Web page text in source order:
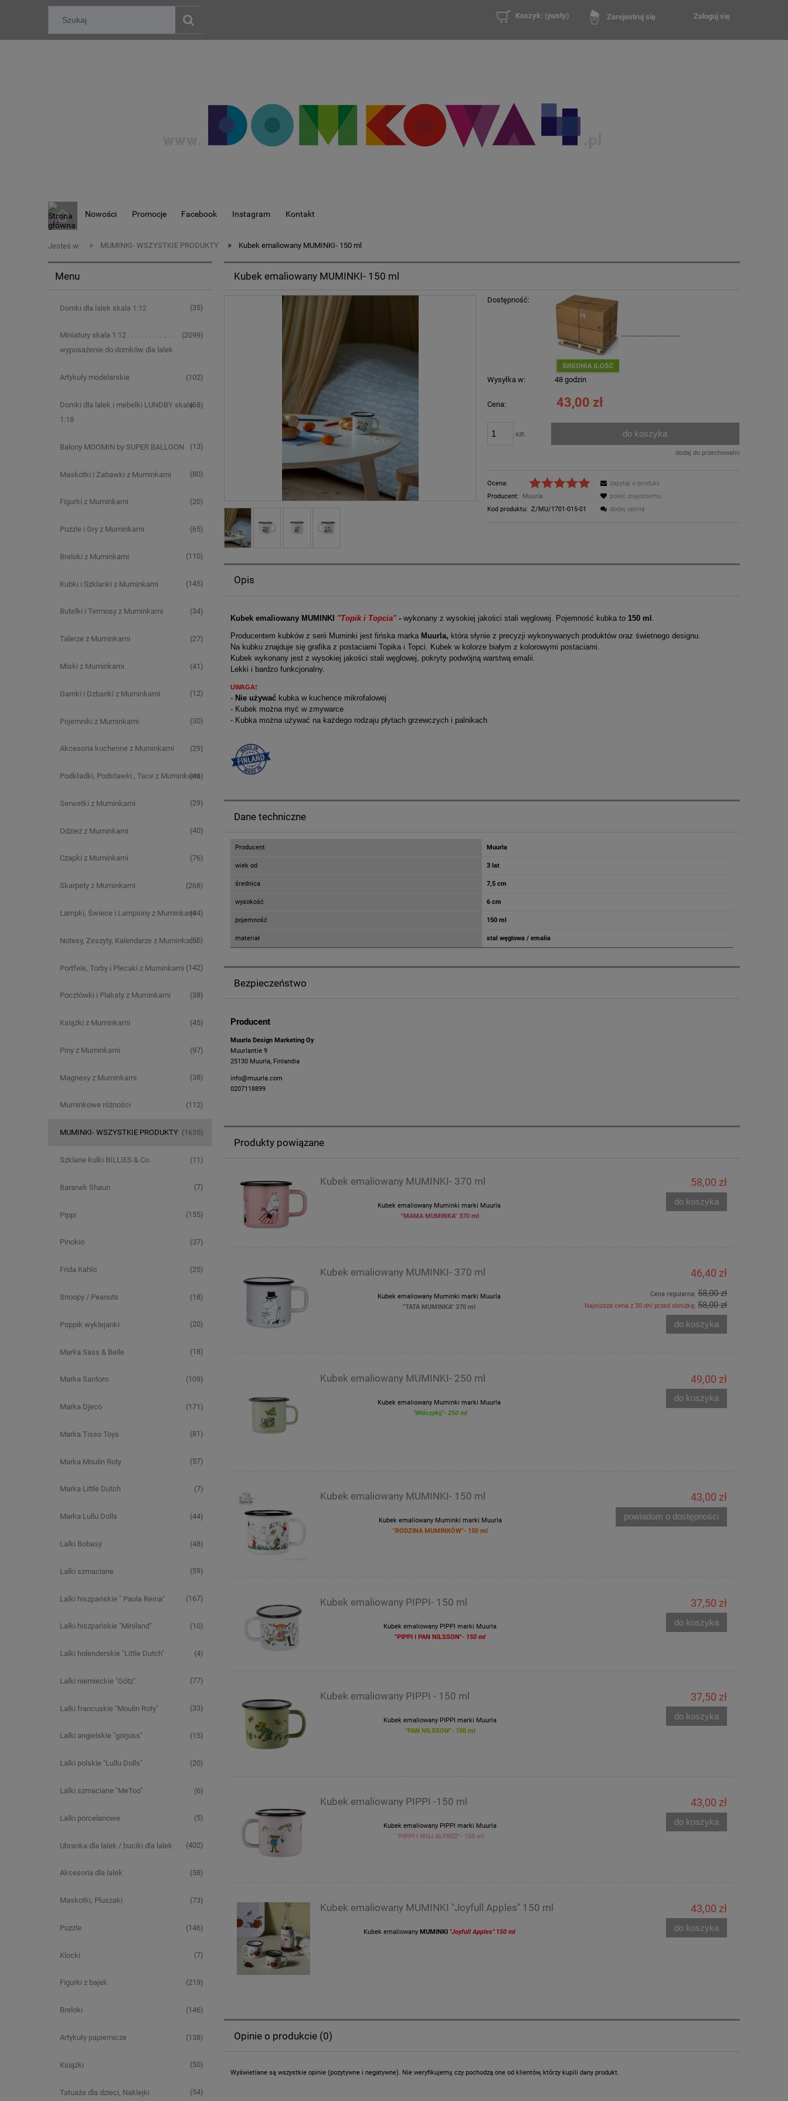
Zarejestruj się Zaloguj się
Koszyk: (pusty)
Nowości Promocje Facebook Instagram Kontakt
Jesteś w: » MUMINKI- WSZYSTKIE PRODUKTY » Kubek emaliowany MUMINKI- 150 ml
Menu
Domki dla lalek skala 1:12 (35)
Miniatury skala 1:12 . . . . . . . . . . .. . .
wyposażenie do domków dla lalek
(2099)
Artykuły modelarskie (102)
Domki dla lalek i mebelki LUNDBY skala
1:18
(68)
Balony MOOMIN by SUPER BALLOON (13)
Maskotki i Zabawki z Muminkami (80)
Figurki z Muminkami (20)
Puzzle i Gry z Muminkami (65)
Breloki z Muminkami (110)
Kubki i Szklanki z Muminkami (145)
Butelki i Termosy z Muminkami (34)
Talerze z Muminkami (27)
Miski z Muminkami (41)
Garnki i Dzbanki z Muminkami (12)
Pojemniki z Muminkami (30)
Akcesoria kuchenne z Muminkami (29)
Podkładki, Podstawki , Tace z Muminkami
(46)
Serwetki z Muminkami (29)
Odzież z Muminkami (40)
Czapki z Muminkami (76)
Skarpety z Muminkami (268)
Lampki, Świece i Lampiony z Muminkami(44)
Notesy, Zeszyty, Kalendarze z Muminkami(55)
Portfele, Torby i Plecaki z Muminkami (142)
Pocztówki i Plakaty z Muminkami (38)
Książki z Muminkami (45)
Piny z Muminkami (97)
Magnesy z Muminkami (38)
Muminkowe różności (112)
MUMINKI- WSZYSTKIE PRODUKTY (1635)
Szklane kulki BILLIES & Co. (11)
Baranek Shaun (7)
Pippi (155)
Pinokio (37)
Frida Kahlo (25)
Snoopy / Peanuts (18)
Poppik wyklejanki (20)
Marka Sass & Belle (18)
Marka Santoro (109)
Marka Djeco (171)
Marka Tisso Toys (81)
Marka Moulin Roty (57)
Marka Little Dutch (7)
Marka Lullu Dolls (44)
Lalki Bobasy (48)
Lalki szmaciane (59)
Lalki hiszpańskie " Paola Reina" (167)
Lalki hiszpańskie "Miniland" (10)
Lalki holenderskie "Little Dutch" (4)
Lalki niemieckie "Götz" (77)
Lalki francuskie "Moulin Roty" (33)
Lalki angielskie "gorjuss" (15)
Lalki polskie "Lullu Dolls" (20)
Lalki szmaciane "MeToo" (6)
Lalki porcelanowe (5)
Ubranka dla lalek / buciki dla lalek (402)
Akcesoria dla lalek (58)
Maskotki, Pluszaki (73)
Puzzle (146)
Klocki (7)
Figurki z bajek (219)
Breloki (146)
Artykuły papiernicze (138)
Książki (50)
Tatuaże dla dzieci, Naklejki (54)
Kubek emaliowany MUMINKI- 150 ml
Dostępność:
..................................
Wysyłka w: 48 godzin
Cena: 43,00 zł
szt. do koszyka
dodaj do przechowalni
Ocena:
Producent:
Muurla
Kod produktu: Z/MU/1701-015-01
zapytaj o produkt
poleć znajomemu
dodaj opinię
Opis
Kubek emaliowany MUMINKI "Topik i Topcia" - wykonany z wysokiej jakości stali węglowej. Pojemność kubka to 150 ml .
Producentem kubków z serii Muminki jest fińska marka Muurla, która słynie z precyzji wykonywanych produktów oraz świetnego designu.
Na kubku znajduje się grafika z postaciami Topika i Topci. Kubek w kolorze białym z kolorowymi postaciami.
Kubek wykonany jest z wysokiej jakości stali węglowej, pokryty podwójną warstwą emalii.
Lekki i bardzo funkcjonalny.
UWAGA!
- Nie używać kubka w kuchence mikrofalowej
- Kubek można myć w zmywarce
- Kubka można używać na każdego rodzaju płytach grzewczych i palnikach
Dane techniczne
Producent Muurla
wiek od 3 lat
średnica 7,5 cm
wysokość 6 cm
pojemność 150 ml
materiał stal węglowa / emalia
Bezpieczeństwo
Producent
Muurla Design Marketing Oy
Muurlantie 9
25130 Muurla, Finlandia
info@muurla.com
0207118899
Produkty powiązane
Kubek emaliowany MUMINKI- 370 ml
Kubek emaliowany Muminki marki Muurla
"MAMA MUMINKA" 370 ml
58,00 zł
do koszyka
Kubek emaliowany MUMINKI- 370 ml
Kubek emaliowany Muminki marki Muurla
"TATA MUMINKA" 370 ml
46,40 zł
Cena regularna: 58,00 zł
Najniższa cena z 30 dni przed obniżką: 58,00 zł
do koszyka
Kubek emaliowany MUMINKI- 250 ml
Kubek emaliowany Muminki marki Muurla
"Włóczykij"- 250 ml
49,00 zł
do koszyka
Kubek emaliowany MUMINKI- 150 ml
Kubek emaliowany Muminki marki Muurla
"RODZINA MUMINKÓW"- 150 ml
43,00 zł
powiadom o dostępności
Kubek emaliowany PIPPI- 150 ml
Kubek emaliowany PIPPI marki Muurla
"PIPPI I PAN NILSSON"- 150 ml
37,50 zł
do koszyka
Kubek emaliowany PIPPI - 150 ml
Kubek emaliowany PIPPI marki Muurla
"PAN NILSSON"- 150 ml
37,50 zł
do koszyka
Kubek emaliowany PIPPI -150 ml
Kubek emaliowany PIPPI marki Muurla
"PIPPI I WUJ ALFRED"- 150 ml
43,00 zł
do koszyka
Kubek emaliowany MUMINKI "Joyfull Apples" 150 ml
Kubek emaliowanyMUMINKI "Joyfull Apples" 150 ml
43,00 zł
do koszyka
Opinie o produkcie (0)
Wyświetlane są wszystkie opinie (pozytywne i negatywne). Nie weryfikujemy, czy pochodzą one od klientów, którzy kupili dany produkt.